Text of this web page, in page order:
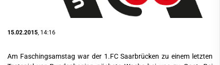
15.02.2015 , 14:16
Am Faschingsamstag war der 1.FC Saarbrücken zu einem letzten